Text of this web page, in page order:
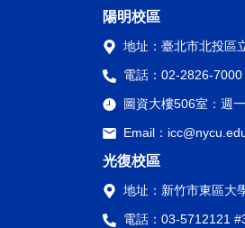
陽明校區
地址： 臺北市北投區
電話： 02-2826-7000
圖資大樓506室： 週
Email：
光復校區
地址： 新竹市東區大
電話： 03-5712121